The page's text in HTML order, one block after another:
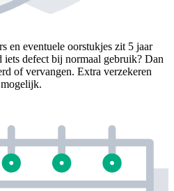
en eventuele oorstukjes zit 5 jaar
iets defect bij normaal gebruik? Dan
of vervangen. Extra verzekeren